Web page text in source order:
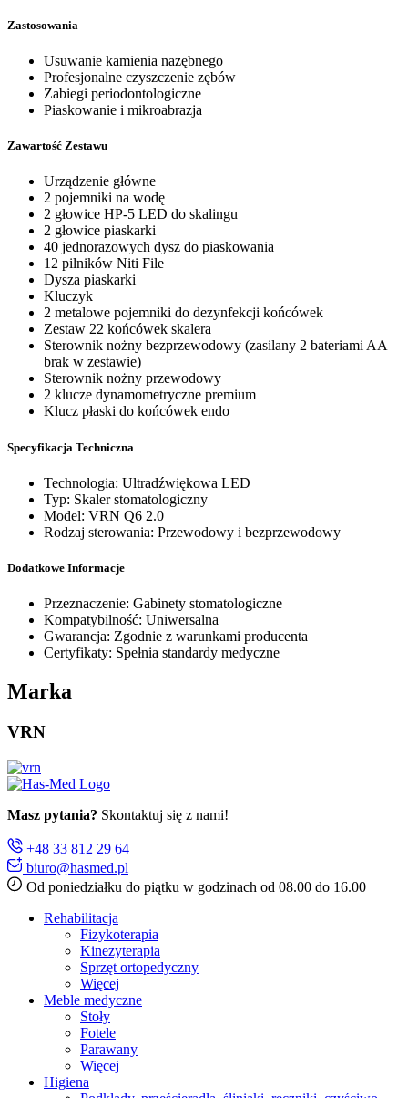
Zastosowania
Usuwanie kamienia nazębnego
Profesjonalne czyszczenie zębów
Zabiegi periodontologiczne
Piaskowanie i mikroabrazja
Zawartość Zestawu
Urządzenie główne
2 pojemniki na wodę
2 głowice HP-5 LED do skalingu
2 głowice piaskarki
40 jednorazowych dysz do piaskowania
12 pilników Niti File
Dysza piaskarki
Kluczyk
2 metalowe pojemniki do dezynfekcji końcówek
Zestaw 22 końcówek skalera
Sterownik nożny bezprzewodowy (zasilany 2 bateriami AA –
brak w zestawie)
Sterownik nożny przewodowy
2 klucze dynamometryczne premium
Klucz płaski do końcówek endo
Specyfikacja Techniczna
Technologia: Ultradźwiękowa LED
Typ: Skaler stomatologiczny
Model: VRN Q6 2.0
Rodzaj sterowania: Przewodowy i bezprzewodowy
Dodatkowe Informacje
Przeznaczenie: Gabinety stomatologiczne
Kompatybilność: Uniwersalna
Gwarancja: Zgodnie z warunkami producenta
Certyfikaty: Spełnia standardy medyczne
Marka
VRN
Masz pytania? Skontaktuj się z nami!
+48 33 812 29 64
biuro@hasmed.pl
Od poniedziałku do piątku w godzinach od 08.00 do 16.00
Rehabilitacja
Fizykoterapia
Kinezyterapia
Sprzęt ortopedyczny
Więcej
Meble medyczne
Stoły
Fotele
Parawany
Więcej
Higiena